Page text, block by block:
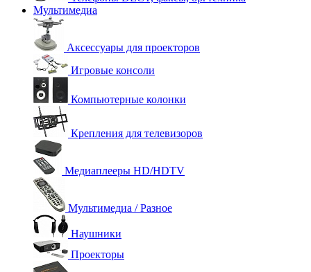
Мультимедиа
Аксессуары для проекторов
Игровые консоли
Компьютерные колонки
Крепления для телевизоров
Медиаплееры HD/HDTV
Мультимедиа / Разное
Наушники
Проекторы